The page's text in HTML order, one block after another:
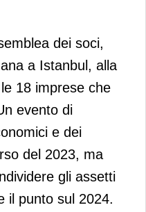
dei soci,
a Istanbul, alla
18 imprese che
evento di
e dei
del 2023, ma
gli assetti
il punto sul 2024.